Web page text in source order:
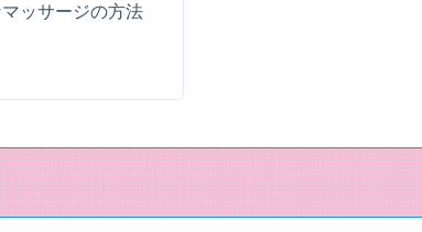
ッサージの方法